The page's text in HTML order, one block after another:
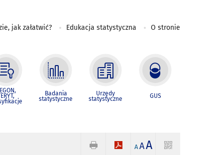
jak załatwić? Edukacja statystyczna O stronie
Badania
statystyczne
Urzędy
statystyczne GUS
A AA